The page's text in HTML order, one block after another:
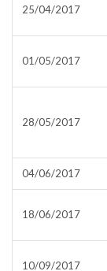
25/04/2017
01/05/2017
28/05/2017
04/06/2017
18/06/2017
10/09/2017